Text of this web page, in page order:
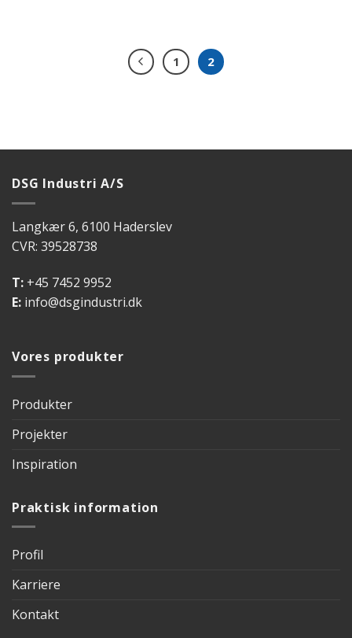
1 2
DSG Industri A/S
Langkær 6, 6100 Haderslev
CVR: 39528738
T: +45 7452 9952
E: info@dsgindustri.dk
Vores produkter
Produkter
Projekter
Inspiration
Praktisk information
Profil
Karriere
Kontakt